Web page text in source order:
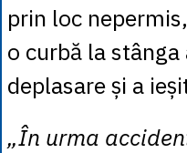
prin loc
o curbă la
deplasare și a
„În urma